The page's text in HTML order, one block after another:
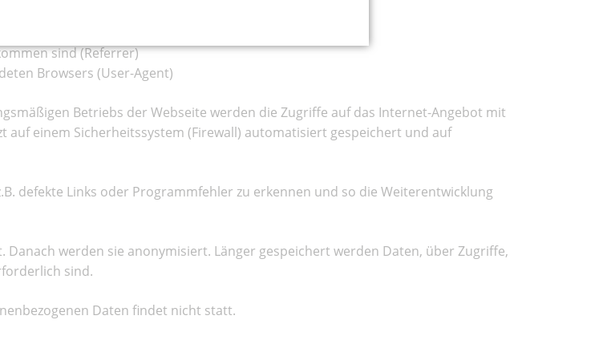
sind (Referrer)
Browsers (User-Agent)
Betriebs der Webseite werden die Zugriffe auf das Internet-Angebot mit
einem Sicherheitssystem (Firewall) automatisiert gespeichert und auf
defekte Links oder Programmfehler zu erkennen und so die Weiterentwicklung
werden sie anonymisiert. Länger gespeichert werden Daten, über Zugriffe,
sind.
Daten findet nicht statt.